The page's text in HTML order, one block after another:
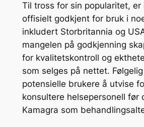
Til tross for sin popularitet, er
offisielt godkjent for bruk i
inkludert Storbritannia og
mangelen på godkjenning
for kvalitetskontroll og
som selges på nettet.
potensielle brukere å utvise
konsultere helsepersonell før
Kamagra som